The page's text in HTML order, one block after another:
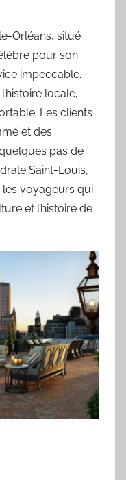
Orléans, situé
pour son
impeccable.
locale,
Les clients
et des
pas de
Saint-Louis,
les voyageurs qui
et l’histoire de